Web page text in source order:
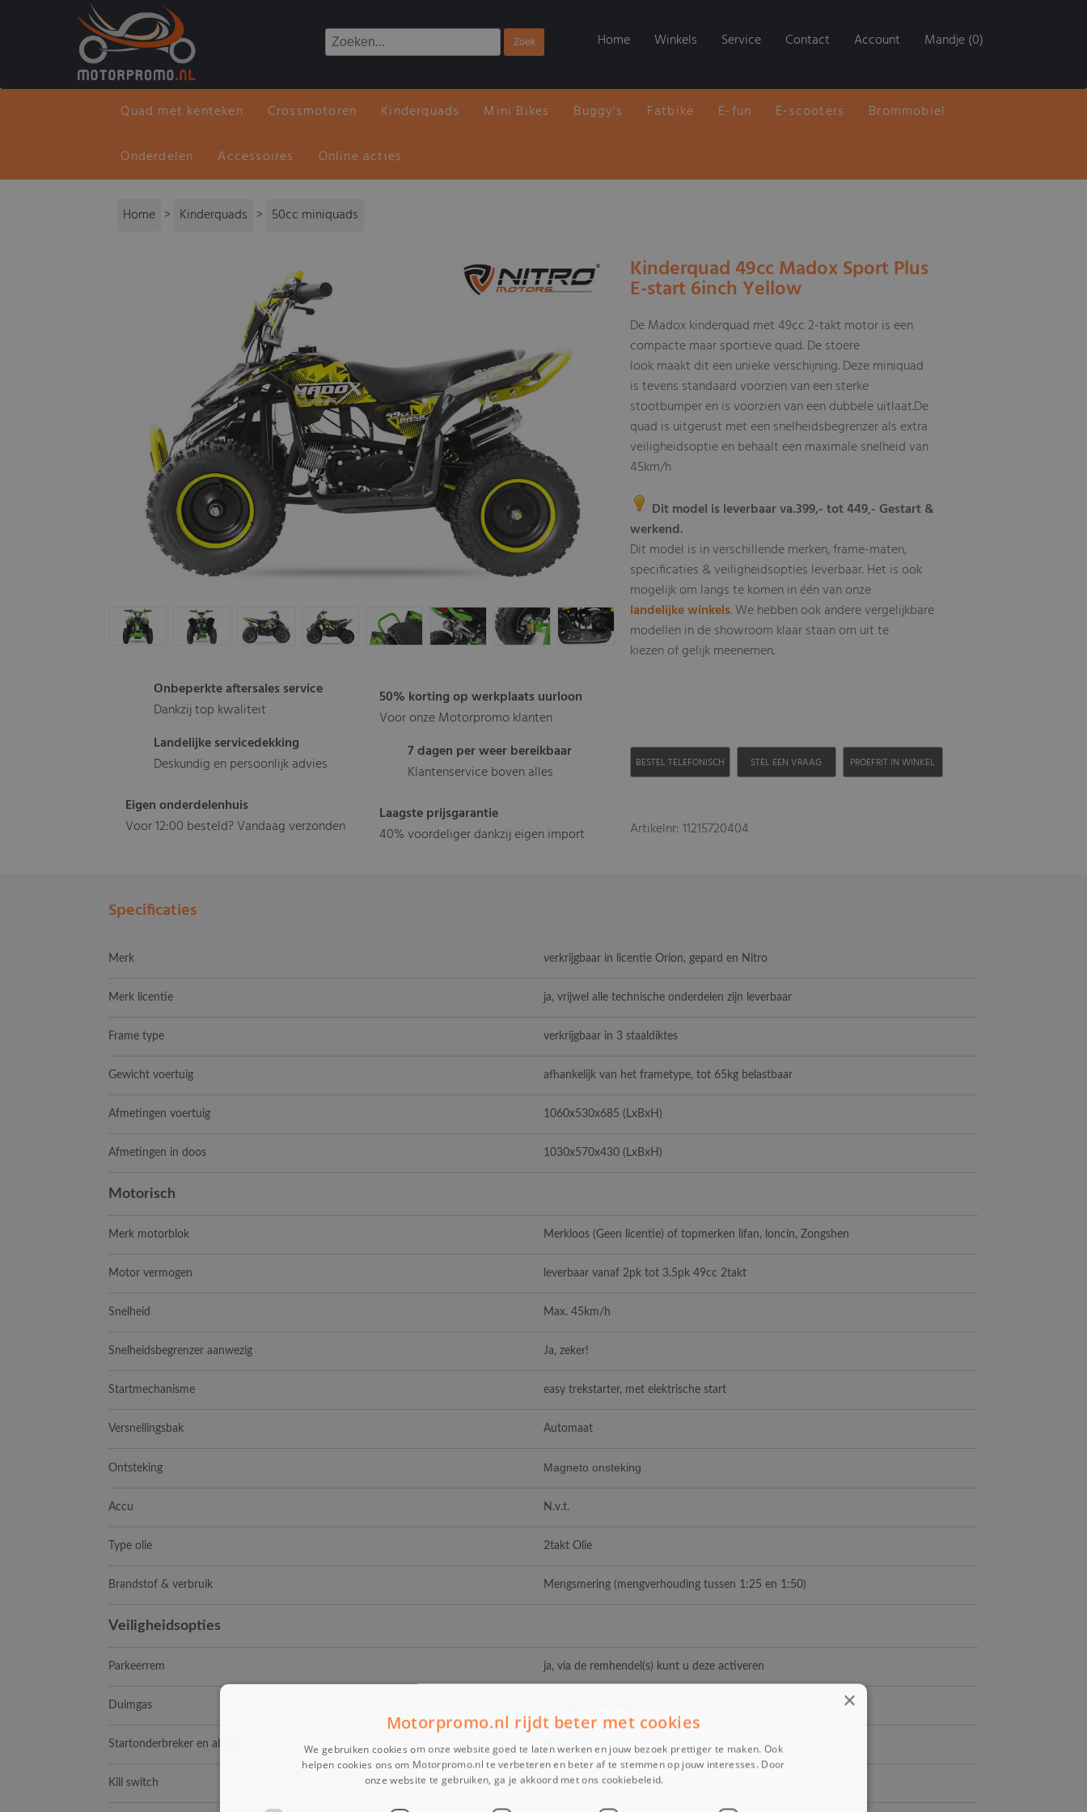
Home Winkels Service Contact Account Mandje (0)
Quad met kenteken Crossmotoren Kinderquads Mini Bikes Buggy's Fatbike E-fun E-scooters Brommobiel
Onderdelen Accessoires Online acties
Home > Kinderquads > 50cc miniquads
Onbeperkte aftersales service
Dankzij top kwaliteit
Landelijke servicedekking
Deskundig en persoonlijk advies
Eigen onderdelenhuis
Voor 12:00 besteld? Vandaag verzonden
50% korting op werkplaats uurloon
Voor onze Motorpromo klanten
7 dagen per weer bereikbaar
Klantenservice boven alles
Laagste prijsgarantie
40% voordeliger dankzij eigen import
Kinderquad 49cc Madox Sport Plus
E-start 6inch Yellow
De Madox kinderquad met 49cc 2-takt motor is een
compacte maar sportieve quad. De stoere
look maakt dit een unieke verschijning. Deze miniquad
is tevens standaard voorzien van een sterke
stootbumper en is voorzien van een dubbele uitlaat.De
quad is uitgerust met een snelheidsbegrenzer als extra
veiligheidsoptie en behaalt een maximale snelheid van
45km/h
Dit model is leverbaar va.399,- tot 449,- Gestart &
werkend.
Dit model is in verschillende merken, frame-maten,
specificaties & veiligheidsopties leverbaar. Het is ook
mogelijk om langs te komen in één van onze
landelijke winkels.We hebben ook andere vergelijkbare
modellen in de showroom klaar staan om uit te
kiezen of gelijk meenemen.
BESTEL TELEFONISCH STEL EEN VRAAG PROEFRIT IN WINKEL
Artikelnr: 11215720404
Specificaties
Merk verkrijgbaar in licentie Orion, gepard en Nitro
Merk licentie ja, vrijwel alle technische onderdelen zijn leverbaar
Frame type verkrijgbaar in 3 staaldiktes
Gewicht voertuig afhankelijk van het frametype, tot 65kg belastbaar
Afmetingen voertuig 1060x530x685 (LxBxH)
Afmetingen in doos 1030x570x430 (LxBxH)
Motorisch
Merk motorblok Merkloos (Geen licentie) of topmerken lifan, loncin, Zongshen
Motor vermogen leverbaar vanaf 2pk tot 3.5pk 49cc 2takt
Snelheid Max. 45km/h
Snelheidsbegrenzer aanwezig Ja, zeker!
Startmechanisme easy trekstarter, met elektrische start
Versnellingsbak Automaat
Ontsteking Magneto onsteking
Accu N.v.t.
Type olie 2takt Olie
Brandstof & verbruik Mengsmering (mengverhouding tussen 1:25 en 1:50)
Veiligheidsopties
Parkeerrem ja, via de remhendel(s) kunt u deze activeren
Duimgas
Startonderbreker en alarm
Kill switch Dodemansknop met koord
×
Motorpromo.nl rijdt beter met cookies
We gebruiken cookies om onze website goed te laten werken en jouw bezoek prettiger te maken. Ook
helpen cookies ons om Motorpromo.nl te verbeteren en beter af te stemmen op jouw interesses. Door
onze website te gebruiken, ga je akkoord met ons cookiebeleid.